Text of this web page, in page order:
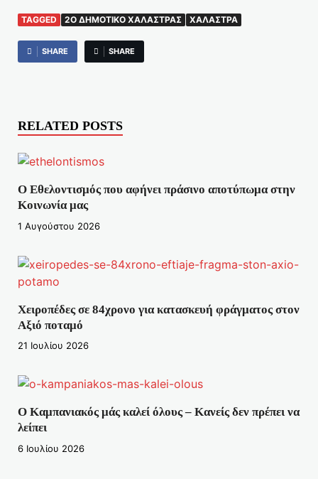
TAGGED 2Ο ΔΗΜΟΤΙΚΌ ΧΑΛΆΣΤΡΑΣ ΧΑΛΆΣΤΡΑ
SHARE SHARE
RELATED POSTS
Ο Εθελοντισμός που αφήνει πράσινο αποτύπωμα στην
Κοινωνία μας
1 Αυγούστου 2026
Χειροπέδες σε 84χρονο για κατασκευή φράγματος στον
Αξιό ποταμό
21 Ιουλίου 2026
Ο Καμπανιακός μάς καλεί όλους – Κανείς δεν πρέπει να
λείπει
6 Ιουλίου 2026